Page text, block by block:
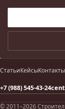
СтатьиКейсыКонтакты
+7 (988) 545-43-24
© 2011–2026